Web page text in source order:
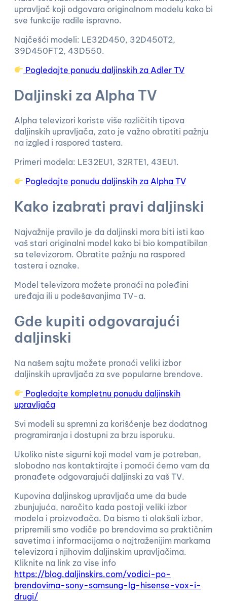
upravljač koji odgovara originalnom modelu kako bi
sve funkcije radile ispravno.
Najčešći modeli: LE32D450, 32D450T2,
39D450FT2, 43D550.
Pogledajte ponudu daljinskih za Adler TV
Daljinski za Alpha TV
Alpha televizori koriste više različitih tipova
daljinskih upravljača, zato je važno obratiti pažnju
na izgled i raspored tastera.
Primeri modela: LE32EU1, 32RTE1, 43EU1.
Pogledajte ponudu daljinskih za Alpha TV
Kako izabrati pravi daljinski
Najvažnije pravilo je da daljinski mora biti isti kao
vaš stari originalni model kako bi bio kompatibilan
sa televizorom. Obratite pažnju na raspored
tastera i oznake.
Model televizora možete pronaći na poleđini
uređaja ili u podešavanjima TV-a.
Gde kupiti odgovarajući
daljinski
Na našem sajtu možete pronaći veliki izbor
daljinskih upravljača za sve popularne brendove.
Pogledajte kompletnu ponudu daljinskih
upravljača
Svi modeli su spremni za korišćenje bez dodatnog
programiranja i dostupni za brzu isporuku.
Ukoliko niste sigurni koji model vam je potreban,
slobodno nas kontaktirajte i pomoći ćemo vam da
pronađete odgovarajući daljinski za vaš TV.
Kupovina daljinskog upravljača ume da bude
zbunjujuća, naročito kada postoji veliki izbor
modela i proizvođača. Da bismo ti olakšali izbor,
pripremili smo vodiče po brendovima sa praktičnim
savetima i informacijama o najtraženijim markama
televizora i njihovim daljinskim upravljačima.
Kliknite na link za vise info
https://blog.daljinskirs.com/vodici-po-
brendovima-sony-samsung-lg-hisense-vox-i-
drugi/